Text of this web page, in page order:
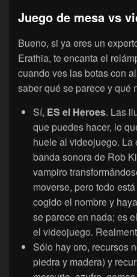
Juego de mesa vs
Bueno, si ya eres un
Erathia, te encanta el
cuando ves las botas con
saber qué se parece y qué
Sí, ES el Heroes. Las
que puedes hacer, lo
huele al videojuego.
banda sonora de Rob
vampiro
moverse, pero todo
cogido el nombre y
se parece en nada; es
el videojuego.
Sólo hay oro, recursos
piedra y madera) y